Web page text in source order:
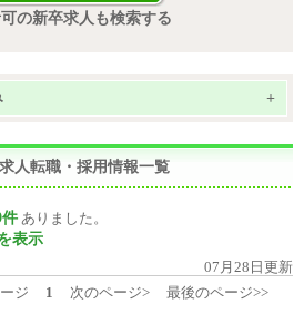
の新卒求人も検索する
+
人転職・採用情報一覧
件ありました。
表示
07月28日更新
ジ 1 次のページ> 最後のページ>>